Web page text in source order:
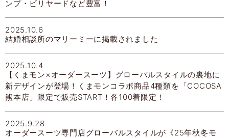
ンプ・ビリヤードなど豊富！
2025.10.6
結婚相談所のマリーミーに掲載されました
2025.10.4
【くまモン×オーダースーツ】グローバルスタイルの裏地に
新デザインが登場！くまモンコラボ商品4種類を「COCOSA
熊本店」限定で販売START！各100着限定！
2025.9.28
オーダースーツ専門店グローバルスタイルが《25年秋冬モ